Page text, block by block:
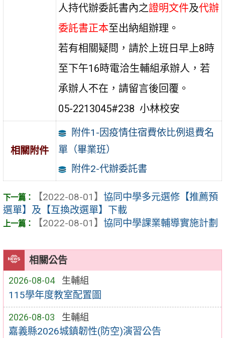
相關公告
2026-08-04 生輔組
115學年度教室配置圖
2026-08-03 生輔組
嘉義縣2026城鎮韌性(防空)演習公告
人持代辦委託書內之證明文件及代辦
委託書正本至出納組辦理。
若有相關疑問，請於上班日早上8時
至下午16時電洽生輔組承辦人，若
承辦人不在，請留言後回覆。
05-2213045#238 小林校安
相關附件
附件1-因疫情住宿費依比例退費名
單（畢業班）
附件2-代辦委託書
【2022-08-01】 協同中學多元選修【推薦預
選單】及【互換改選單】下載
【2022-08-01】 協同中學課業輔導實施計劃